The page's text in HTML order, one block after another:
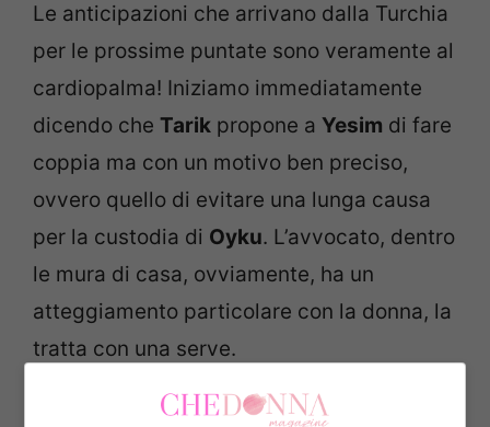
Le anticipazioni che arrivano dalla Turchia
per le prossime puntate sono veramente al
cardiopalma! Iniziamo immediatamente
dicendo che Tarik propone a Yesim di fare
coppia ma con un motivo ben preciso,
ovvero quello di evitare una lunga causa
per la custodia di Oyku. L’avvocato, dentro
le mura di casa, ovviamente, ha un
atteggiamento particolare con la donna, la
tratta con una serve.